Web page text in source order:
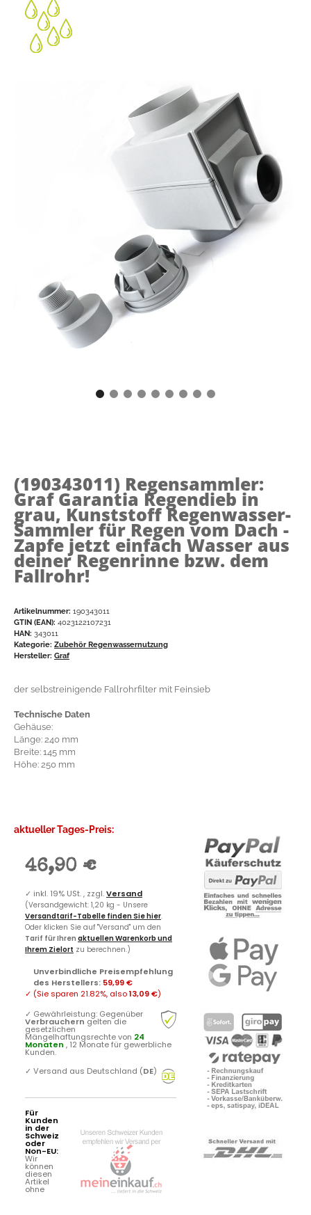
(190343011) Regensammler:
Graf Garantia Regendieb in
grau, Kunststoff Regenwasser-
Sammler für Regen vom Dach -
Zapfe jetzt einfach Wasser aus
deiner Regenrinne bzw. dem
Fallrohr!
Artikelnummer: 190343011
GTIN (EAN): 4023122107231
HAN: 343011
Kategorie: Zubehör Regenwassernutzung
Hersteller: Graf
der selbstreinigende Fallrohrfilter mit Feinsieb
Technische Daten
Gehäuse:
Länge: 240 mm
Breite: 145 mm
Höhe: 250 mm
aktueller Tages-Preis:
46,90 €
✓ inkl. 19% USt. , zzgl.Versand
(Versandgewicht: 1,20 kg - Unsere
Versandtarif-Tabelle finden Sie hier.
Oder klicken Sie auf "Versand" um den
Tarif für Ihren aktuellen Warenkorb und
Ihrem Zielort zu berechnen.)
Unverbindliche Preisempfehlung
des Herstellers: 59,99 €
✓ (Sie sparen 21.82%, also13,09 €)
✓ Gewährleistung: Gegenüber
Verbrauchern gelten die
gesetzlichen
Mängelhaftungsrechte von 24
Monaten , 12 Monate für gewerbliche
Kunden.
✓ Versand aus Deutschland (DE)
Für
Kunden
in der
Schweiz
oder
Non-EU:
Wir
können
diesen
Artikel
ohne